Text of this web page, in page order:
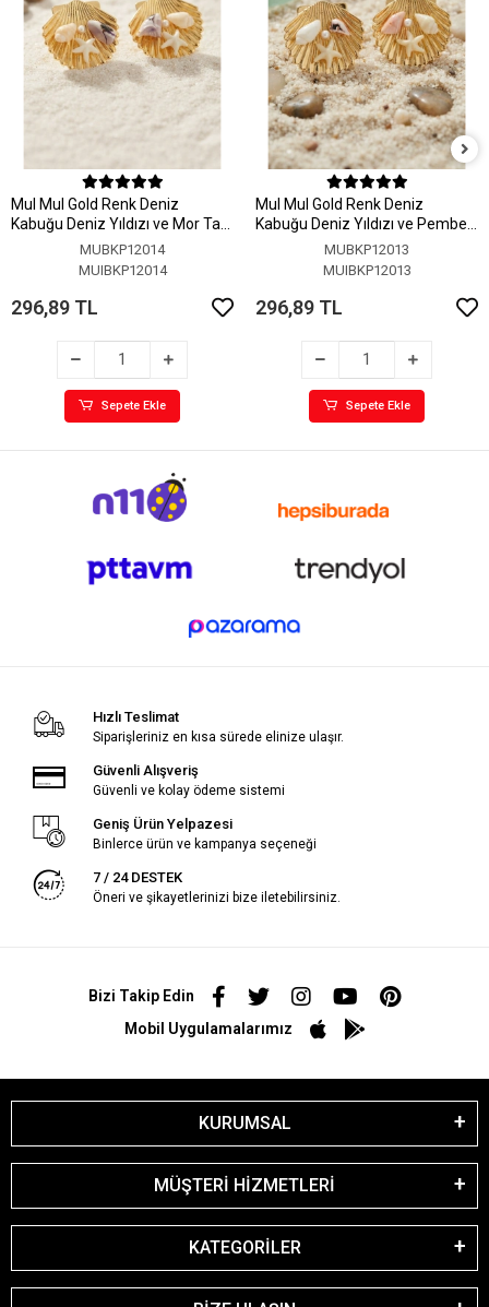
MuI MuI Gold Renk Deniz
Kabuğu Deniz Yıldızı ve Mor Taş
Detaylı KüpeMUBKP12014
MUIBKP12014
296,89 TL
Sepete Ekle
MuI MuI Gold Renk Deniz
Kabuğu Deniz Yıldızı ve Pembe
Taş Detaylı Küpe
MUBKP12013
MUIBKP12013
296,89 TL
Sepete Ekle
Hızlı Teslimat
Siparişleriniz en kısa sürede elinize ulaşır.
Güvenli Alışveriş
Güvenli ve kolay ödeme sistemi
Geniş Ürün Yelpazesi
Binlerce ürün ve kampanya seçeneği
7 / 24 DESTEK
Öneri ve şikayetlerinizi bize iletebilirsiniz.
Bizi Takip Edin
Mobil Uygulamalarımız
KURUMSAL
MÜŞTERİ HİZMETLERİ
KATEGORİLER